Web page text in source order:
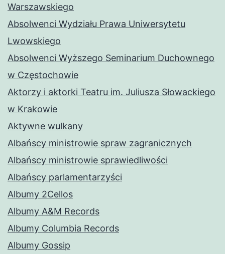
Warszawskiego
Absolwenci Wydziału Prawa Uniwersytetu
Lwowskiego
Absolwenci Wyższego Seminarium Duchownego
w Częstochowie
Aktorzy i aktorki Teatru im. Juliusza Słowackiego
w Krakowie
Aktywne wulkany
Albańscy ministrowie spraw zagranicznych
Albańscy ministrowie sprawiedliwości
Albańscy parlamentarzyści
Albumy 2Cellos
Albumy A&M Records
Albumy Columbia Records
Albumy Gossip